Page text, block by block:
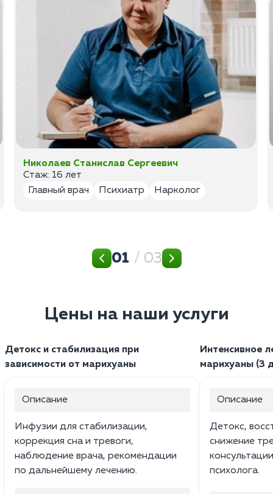
Николаев Станислав Сергеевич
Стаж: 16 лет
Главный врач
Психиатр Нарколог
01 / 03
Цены на наши услуги
Детокс и стабилизация при
зависимости от марихуаны
Описание
Инфузии для стабилизации,
коррекция сна и тревоги,
наблюдение врача, рекомендации
по дальнейшему лечению.
Интенсивное
марихуаны (3
Описание
Детокс,
снижение
психолога.